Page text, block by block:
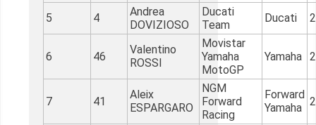
5 4
Andrea
DOVIZIOSO
Ducati
Team
Ducati
6 46
Valentino
ROSSI
Movistar
Yamaha
MotoGP
Yamaha
7 41
Aleix
ESPARGARO
NGM
Forward
Racing
Forward
Yamaha